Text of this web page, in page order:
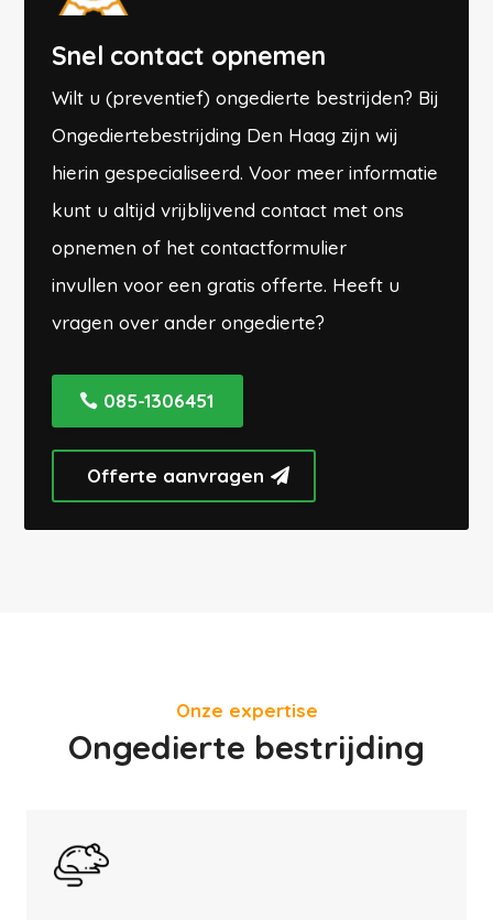
Snel contact opnemen
Wilt u (preventief) ongedierte bestrijden? Bij
Ongediertebestrijding Den Haag zijn wij
hierin gespecialiseerd. Voor meer informatie
kunt u altijd vrijblijvend contact met ons
opnemen of het contactformulier
invullen voor een gratis offerte. Heeft u
vragen over ander ongedierte?
085-1306451
Offerte aanvragen
Onze expertise
Ongedierte bestrijding